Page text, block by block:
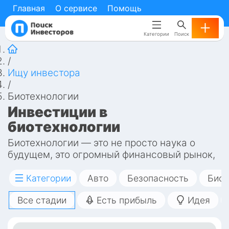
Главная О сервисе Помощь
Категории Поиск
Главная О сервисе Помощь
Категории Поиск
/
Ищу инвестора
/
Биотехнологии
Инвестиции в
биотехнологии
Биотехнологии — это не просто наука о
будущем, это огромный финансовый рынок,
экспоненциальный рост. Если вы инвестор,
ищущий новые возможности для умного
капитала, или основатель стартапа,
статья откроет вам дверь в сектор, который
Категории Авто Безопасность
Все стадии Есть прибыль Идея